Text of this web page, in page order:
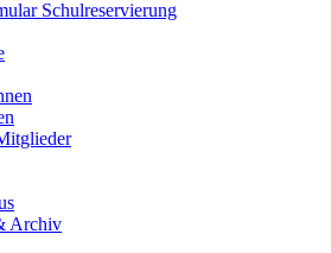
Schulreservierung
Archiv